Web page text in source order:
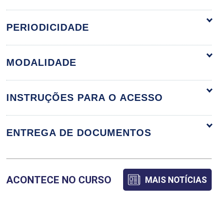
MOTIVAÇÃO E GESTÃO DE
EQUIPES
Liderança em contextos
PERIODICIDADE
MODALIDADE
INSTRUÇÕES PARA O ACESSO
ENTREGA DE DOCUMENTOS
ACONTECE NO CURSO MAIS NOTÍCIAS